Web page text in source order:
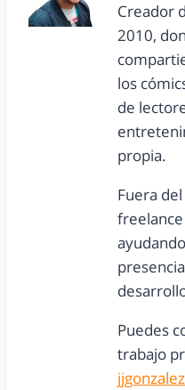
Creador
2010,
los
de
propia.
Fuera
Puedes
trabajo